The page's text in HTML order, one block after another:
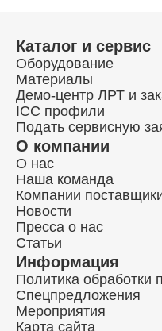
Каталог и сервис
Оборудование
Материалы
Демо-центр ЛРТ и
ICC профили
Подать сервисную
Информация
Политика обработки
Спецпредложения
Мероприятия
Карта сайта
О компании
О нас
Наша команда
Компании
Новости
Пресса о нас
Статьи